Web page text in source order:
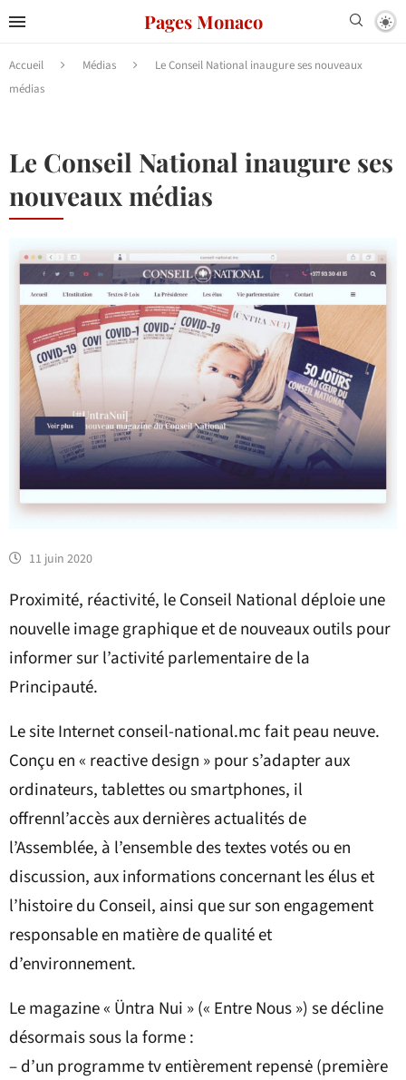
Pages Monaco
Accueil Médias
Le Conseil National inaugure ses nouveaux
médias
Le Conseil National inaugure ses
nouveaux médias
11 juin 2020
Proximité, réactivité, le Conseil National déploie une
nouvelle image graphique et de nouveaux outils pour
informer sur l’activité parlementaire de la
Principauté.
Le site Internet conseil-national.mc fait peau neuve.
Conçu en « reactive design » pour s’adapter aux
ordinateurs, tablettes ou smartphones, il
offrennl’accès aux dernières actualités de
l’Assemblée, à l’ensemble des textes votés ou en
discussion, aux informations concernant les élus et
l’histoire du Conseil, ainsi que sur son engagement
responsable en matière de qualité et
d’environnement.
Le magazine « Üntra Nui » (« Entre Nous ») se décline
désormais sous la forme :
– d’un programme tv entièrement repensė (première